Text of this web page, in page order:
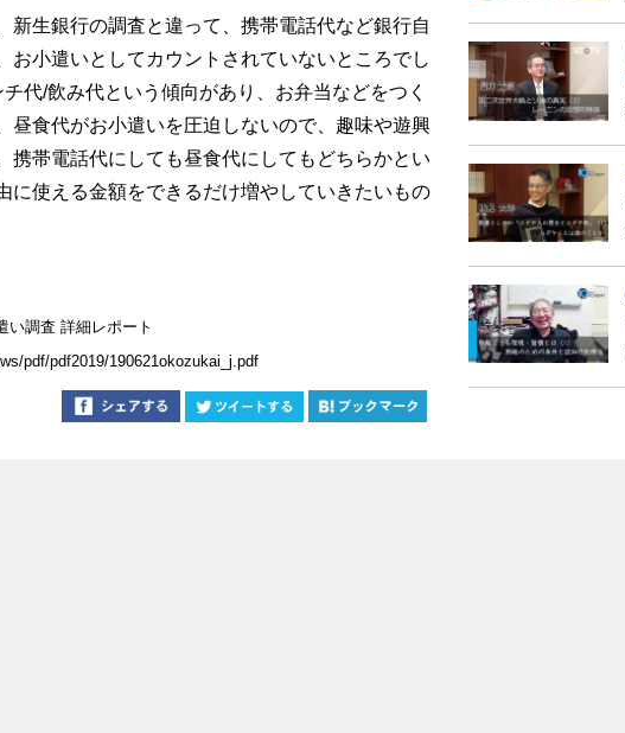
生銀行の調査と違って、携帯電話代など銀行自
お小遣いとしてカウントされていないところでし
代/飲み代という傾向があり、お弁当などをつく
昼食代がお小遣いを圧迫しないので、趣味や遊興
携帯電話代にしても昼食代にしてもどちらかとい
に使える金額をできるだけ増やしていきたいもの
い調査 詳細レポート
pdf/pdf2019/190621okozukai_j.pdf